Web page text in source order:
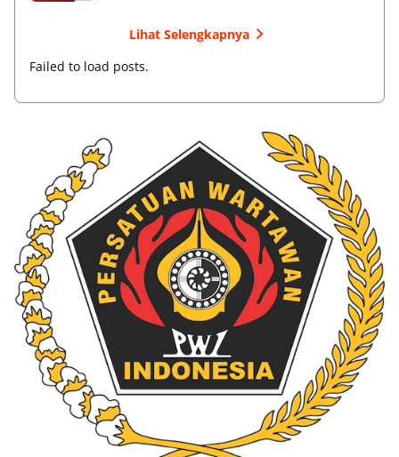
Lihat Selengkapnya
Failed to load posts.